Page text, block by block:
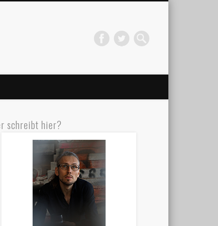
schreibt hier?